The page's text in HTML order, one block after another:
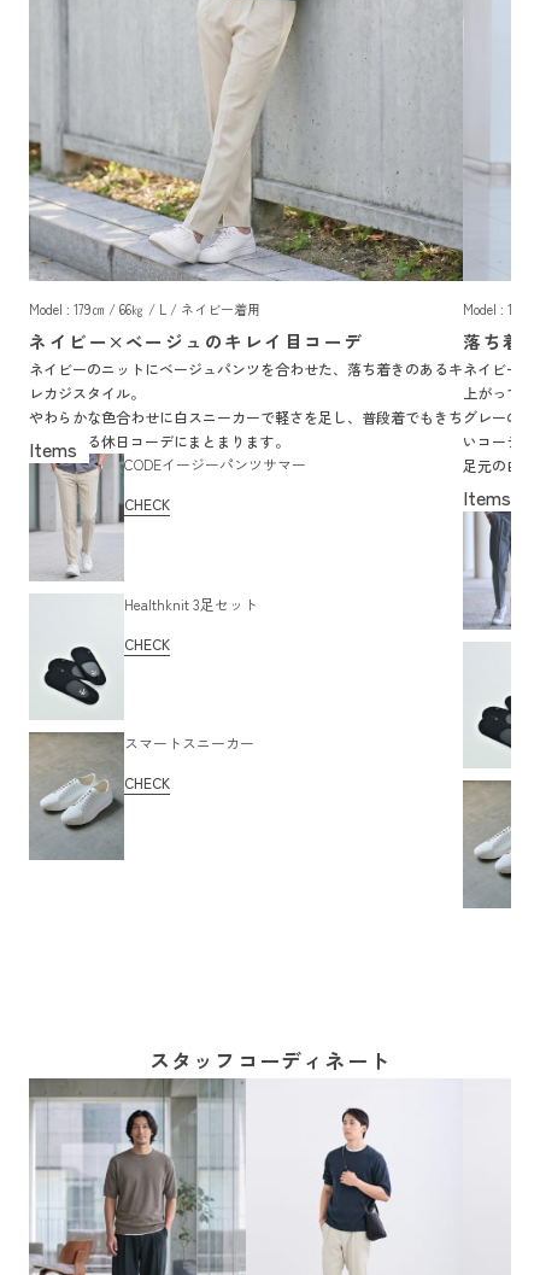
Model : 179㎝ / 66㎏ / L / ネイビー着用
ネイビー×ベージュのキレイ目コーデ
ネイビーのニットにベージュパンツを合わせた、落ち着きのあるキ
レカジスタイル。
やわらかな色合わせに白スニーカーで軽さを足し、普段着でもきち
んと見える休日コーデにまとまります。
CODEイージーパンツサマー
CHECK
Healthknit 3足セット
CHECK
スマートスニーカー
CHECK
Model : 184
落ち着
ネイビー
上がってい
グレーの
いコーデ
足元の白ス
みやすい
スタッフコーディネート